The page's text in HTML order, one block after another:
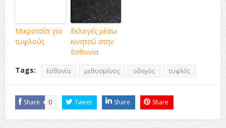
Μικροτσίπ για
τυφλούς
Εκλογές μέσω
κινητού στην
Εσθονία
Tags:
Εσθονία μεθυσμένος οδηγός τυφλός
Share 0 Tweet Share Share